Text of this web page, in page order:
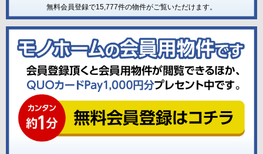
無料会員登録で15,777件の物件がご覧いただけます。